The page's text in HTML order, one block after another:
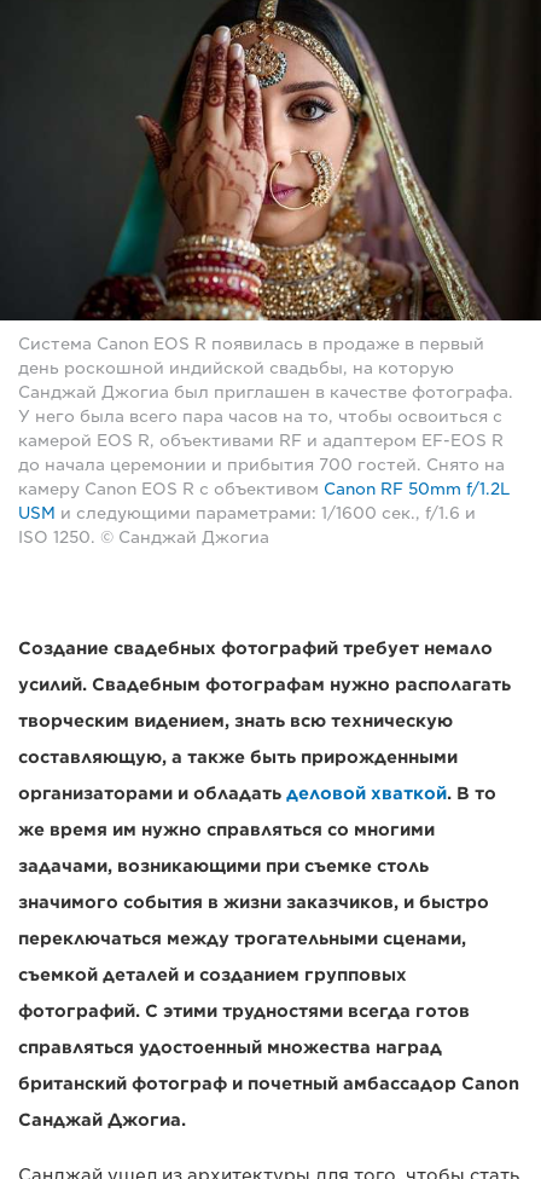
Система Canon EOS R появилась в продаже в первый
день роскошной индийской свадьбы, на которую
Санджай Джогиа был приглашен в качестве фотографа.
У него была всего пара часов на то, чтобы освоиться с
камерой EOS R, объективами RF и адаптером EF-EOS R
до начала церемонии и прибытия 700 гостей. Снято на
камеру Canon EOS R с объективом Canon RF 50mm f/1.2L
USM и следующими параметрами: 1/1600 сек., f/1.6 и
ISO 1250. © Санджай Джогиа
Создание свадебных фотографий требует немало
усилий. Свадебным фотографам нужно располагать
творческим видением, знать всю техническую
составляющую, а также быть прирожденными
организаторами и обладать деловой хваткой. В то
же время им нужно справляться со многими
задачами, возникающими при съемке столь
значимого события в жизни заказчиков, и быстро
переключаться между трогательными сценами,
съемкой деталей и созданием групповых
фотографий. С этими трудностями всегда готов
справляться удостоенный множества наград
британский фотограф и почетный амбассадор Canon
Санджай Джогиа.